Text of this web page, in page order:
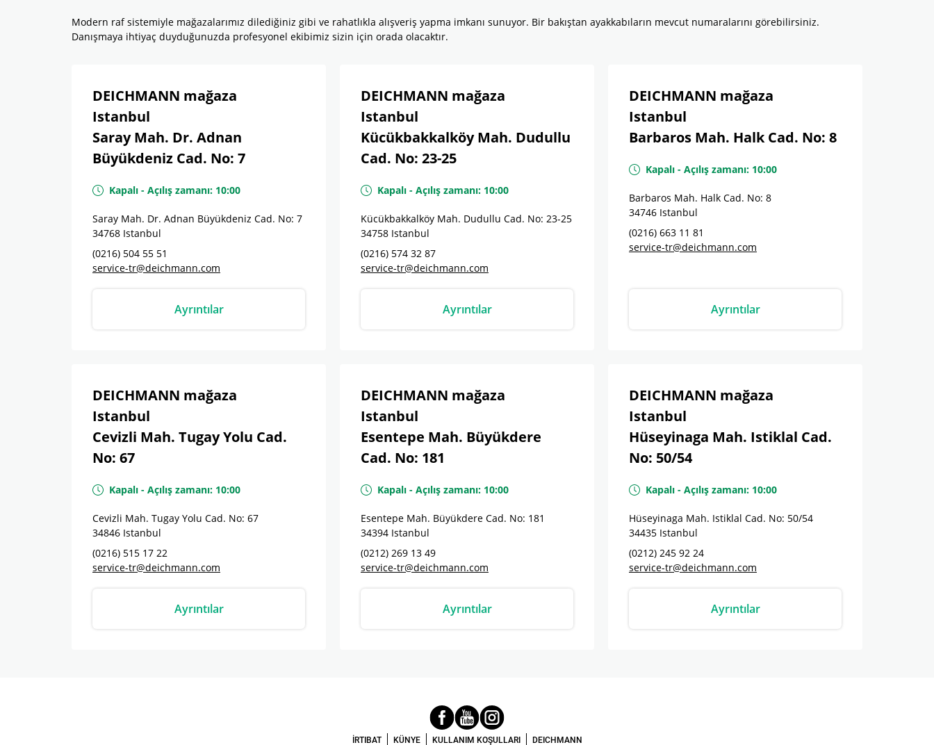
Modern raf sistemiyle mağazalarımız dilediğiniz gibi ve rahatlıkla alışveriş yapma imkanı sunuyor. Bir bakıştan ayakkabıların mevcut numaralarını görebilirsiniz.
Danışmaya ihtiyaç duyduğunuzda profesyonel ekibimiz sizin için orada olacaktır.
DEICHMANN mağaza
Istanbul
Saray Mah. Dr. Adnan
Büyükdeniz Cad. No: 7
Kapalı - Açılış zamanı: 10:00
Saray Mah. Dr. Adnan Büyükdeniz Cad. No: 7
34768 Istanbul
(0216) 504 55 51
service-tr@deichmann.com
Ayrıntılar
DEICHMANN mağaza
Istanbul
Kücükbakkalköy Mah. Dudullu
Cad. No: 23-25
Kapalı - Açılış zamanı: 10:00
Kücükbakkalköy Mah. Dudullu Cad. No: 23-25
34758 Istanbul
(0216) 574 32 87
service-tr@deichmann.com
Ayrıntılar
DEICHMANN mağaza
Istanbul
Barbaros Mah. Halk Cad. No: 8
Kapalı - Açılış zamanı: 10:00
Barbaros Mah. Halk Cad. No: 8
34746 Istanbul
(0216) 663 11 81
service-tr@deichmann.com
Ayrıntılar
DEICHMANN mağaza
Istanbul
Cevizli Mah. Tugay Yolu Cad.
No: 67
Kapalı - Açılış zamanı: 10:00
Cevizli Mah. Tugay Yolu Cad. No: 67
34846 Istanbul
(0216) 515 17 22
service-tr@deichmann.com
Ayrıntılar
DEICHMANN mağaza
Istanbul
Esentepe Mah. Büyükdere
Cad. No: 181
Kapalı - Açılış zamanı: 10:00
Esentepe Mah. Büyükdere Cad. No: 181
34394 Istanbul
(0212) 269 13 49
service-tr@deichmann.com
Ayrıntılar
DEICHMANN mağaza
Istanbul
Hüseyinaga Mah. Istiklal Cad.
No: 50/54
Kapalı - Açılış zamanı: 10:00
Hüseyinaga Mah. Istiklal Cad. No: 50/54
34435 Istanbul
(0212) 245 92 24
service-tr@deichmann.com
Ayrıntılar
İRTIBAT KÜNYE KULLANIM KOŞULLARI DEICHMANN